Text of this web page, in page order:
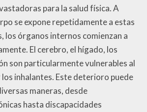
para la salud física. A
se expone repetidamente a estas
los órganos internos comienzan a
El cerebro, el hígado, los
son particularmente vulnerables al
inhalantes. Este deterioro puede
maneras, desde
hasta discapacidades